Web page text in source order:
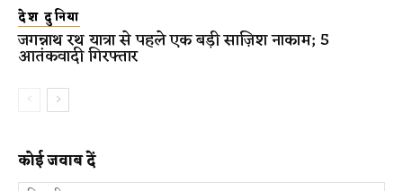
देश दुनिया
जगन्नाथ रथ यात्रा से पहले एक बड़ी साज़िश नाकाम; 5
आतंकवादी गिरफ्तार
कोई जवाब दें